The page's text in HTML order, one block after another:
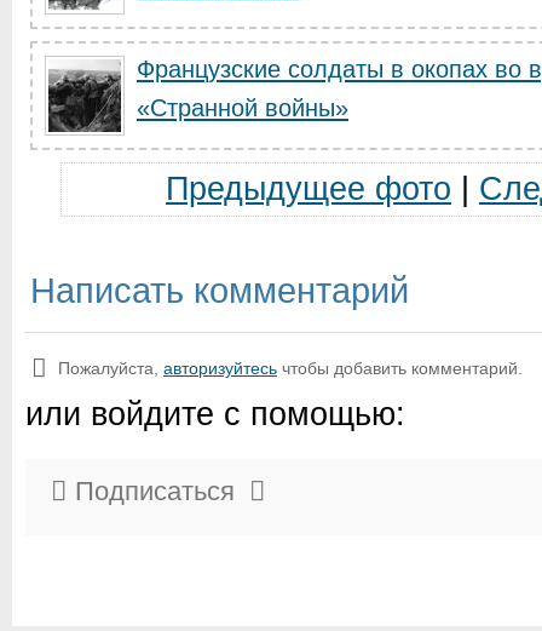
Французские солдаты в окопах во
«Странной войны»
Предыдущее фото
Написать комментарий
Пожалуйста, авторизуйтесь чтобы добавить комментарий.
или войдите с помощью:
Подписаться